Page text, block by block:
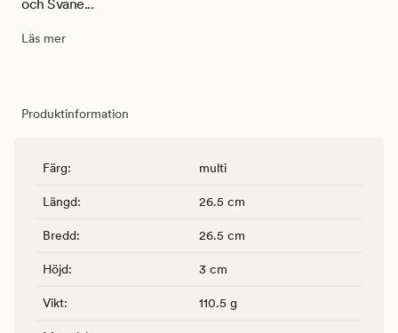
och Svane...
Läs mer
Produktinformation
Färg: multi
Längd: 26.5 cm
Bredd: 26.5 cm
Höjd: 3 cm
Vikt: 110.5 g